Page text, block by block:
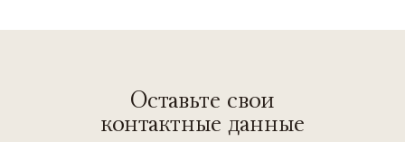
Оставьте свои
контактные данные